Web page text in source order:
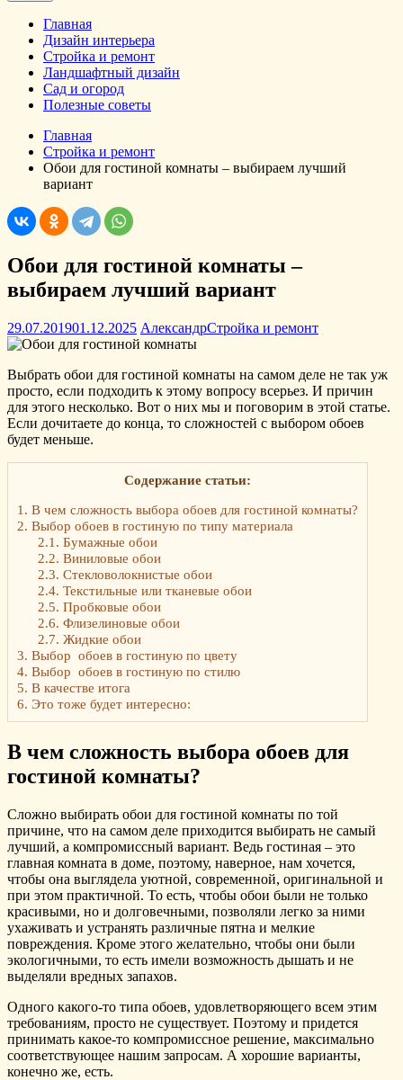
Главная
Дизайн интерьера
Стройка и ремонт
Ландшафтный дизайн
Сад и огород
Полезные советы
Главная
Стройка и ремонт
Обои для гостиной комнаты – выбираем лучший
вариант
Обои для гостиной комнаты –
выбираем лучший вариант
29.07.201901.12.2025 АлександрСтройка и ремонт
Выбрать обои для гостиной комнаты на самом деле не так уж
просто, если подходить к этому вопросу всерьез. И причин
для этого несколько. Вот о них мы и поговорим в этой статье.
Если дочитаете до конца, то сложностей с выбором обоев
будет меньше.
Содержание статьи:
1. В чем сложность выбора обоев для гостиной комнаты?
2. Выбор обоев в гостиную по типу материала
2.1. Бумажные обои
2.2. Виниловые обои
2.3. Стекловолокнистые обои
2.4. Текстильные или тканевые обои
2.5. Пробковые обои
2.6. Флизелиновые обои
2.7. Жидкие обои
3. Выбор обоев в гостиную по цвету
4. Выбор обоев в гостиную по стилю
5. В качестве итога
6. Это тоже будет интересно:
В чем сложность выбора обоев для
гостиной комнаты?
Сложно выбирать обои для гостиной комнаты по той
причине, что на самом деле приходится выбирать не самый
лучший, а компромиссный вариант. Ведь гостиная – это
главная комната в доме, поэтому, наверное, нам хочется,
чтобы она выглядела уютной, современной, оригинальной и
при этом практичной. То есть, чтобы обои были не только
красивыми, но и долговечными, позволяли легко за ними
ухаживать и устранять различные пятна и мелкие
повреждения. Кроме этого желательно, чтобы они были
экологичными, то есть имели возможность дышать и не
выделяли вредных запахов.
Одного какого-то типа обоев, удовлетворяющего всем этим
требованиям, просто не существует. Поэтому и придется
принимать какое-то компромиссное решение, максимально
соответствующее нашим запросам. А хорошие варианты,
конечно же, есть.